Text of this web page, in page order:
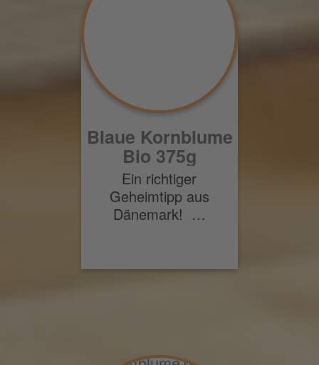
Blaue Kornblume
Bio 375g
Ein richtiger
Geheimtipp aus
Dänemark! …